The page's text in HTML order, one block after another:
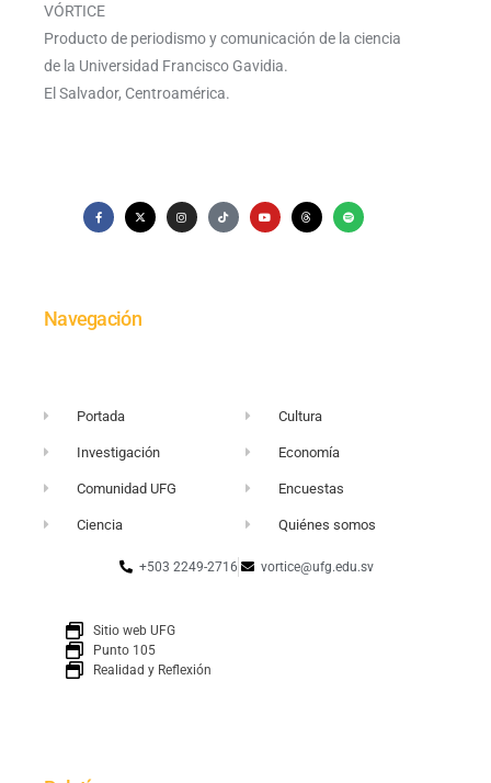
VÓRTICE
Producto de periodismo y comunicación de la ciencia
de la Universidad Francisco Gavidia.
El Salvador, Centroamérica.
Navegación
Portada
Investigación
Comunidad UFG
Ciencia
Cultura
Economía
Encuestas
Quiénes somos
+503 2249-2716 vortice@ufg.edu.sv
Sitio web UFG
Punto 105
Realidad y Reflexión